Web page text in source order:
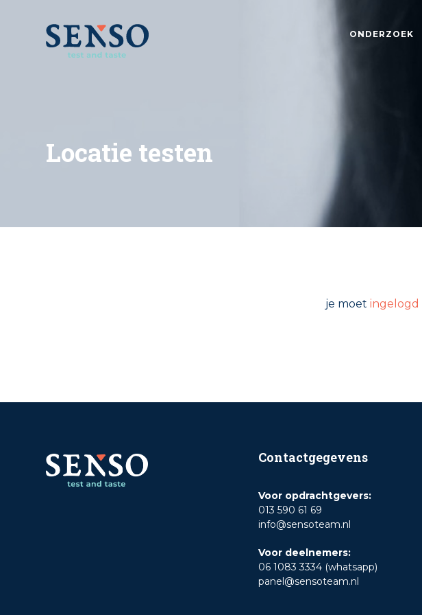
ONDERZOEK
Locatie testen
je moet ingelogd
Contactgegevens
Voor opdrachtgevers:
013 590 61 69
info@sensoteam.nl
Voor deelnemers:
06 1083 3334 (whatsapp)
panel@sensoteam.nl